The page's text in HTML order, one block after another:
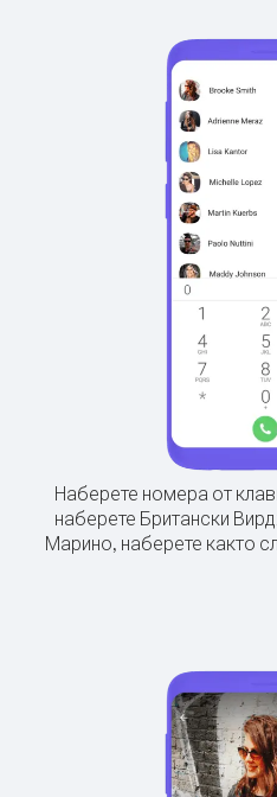
Наберете номера от
наберете Британски
Марино, наберете както